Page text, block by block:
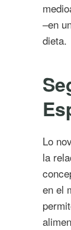
–en
dieta.
Lo
la
en el